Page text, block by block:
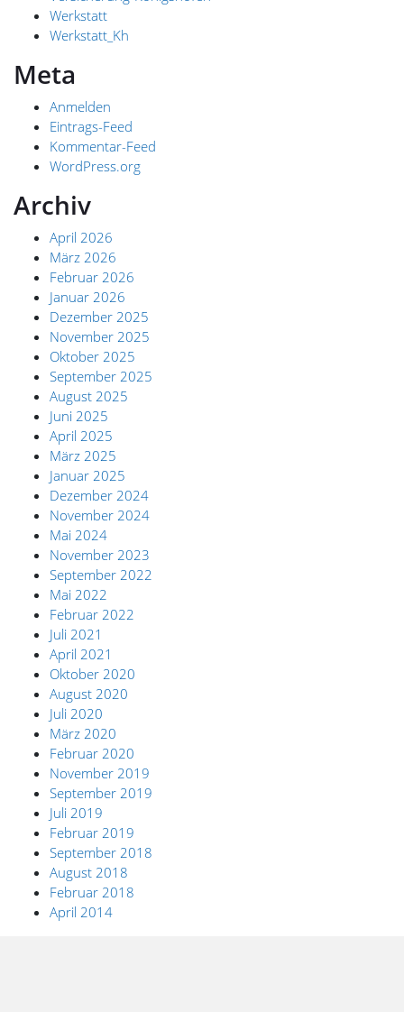
Werkstatt
Werkstatt_Kh
Meta
Anmelden
Eintrags-Feed
Kommentar-Feed
WordPress.org
Archiv
April 2026
März 2026
Februar 2026
Januar 2026
Dezember 2025
November 2025
Oktober 2025
September 2025
August 2025
Juni 2025
April 2025
März 2025
Januar 2025
Dezember 2024
November 2024
Mai 2024
November 2023
September 2022
Mai 2022
Februar 2022
Juli 2021
April 2021
Oktober 2020
August 2020
Juli 2020
März 2020
Februar 2020
November 2019
September 2019
Juli 2019
Februar 2019
September 2018
August 2018
Februar 2018
April 2014